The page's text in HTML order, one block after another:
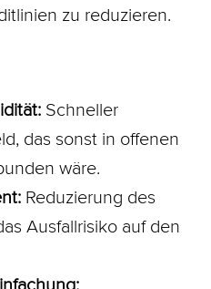
zu reduzieren.
Schneller
das sonst in offenen
wäre.
Reduzierung des
Ausfallrisiko auf den